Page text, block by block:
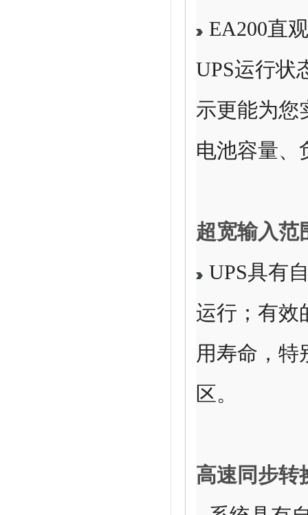
EA200直
UPS运行状
示更能为您
电池容量、
超宽输入范
UPS具有
运行；有效
用寿命，特
区。
高速同步转